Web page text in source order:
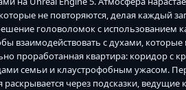
не повторяются, делая каждый
головоломок с использованием
взаимодействовать с духами, которые
проработанная квартира: коридор с
семьи и клаустрофобным ужасом.
через подсказки, ведущие